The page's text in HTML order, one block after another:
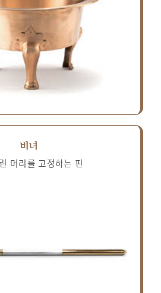
비녀
머리를 고정하는 핀